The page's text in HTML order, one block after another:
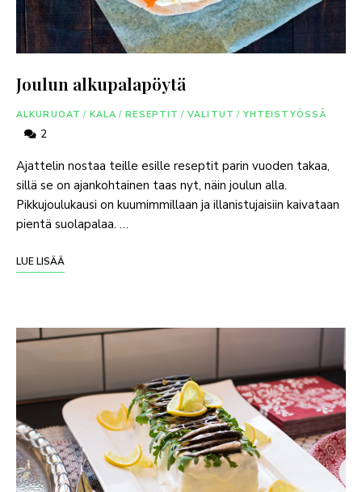
Joulun alkupalapöytä
ALKURUOAT / KALA / RESEPTIT / VALITUT / YHTEISTYÖSSÄ
2
Ajattelin nostaa teille esille reseptit parin vuoden takaa,
sillä se on ajankohtainen taas nyt, näin joulun alla.
Pikkujoulukausi on kuumimmillaan ja illanistujaisiin kaivataan
pientä suolapalaa. …
LUE LISÄÄ